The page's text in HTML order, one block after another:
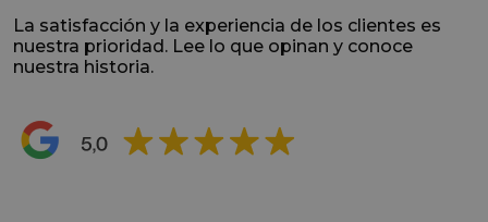
La satisfacción y la experiencia de los clientes es
nuestra prioridad. Lee lo que opinan y conoce
nuestra historia.